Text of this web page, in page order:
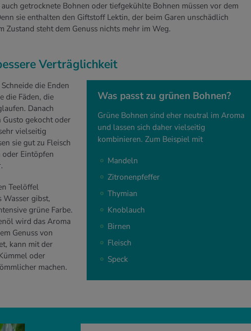
getrocknete Bohnen oder tiefgekühlte Bohnen müssen vor dem
sie enthalten den Giftstoff Lektin, der beim Garen unschädlich
Zustand steht dem Genuss nichts mehr im Weg.
Verträglichkeit
Was passt zu grünen Bohnen?
Grüne Bohnen sind eher neutral im Aroma
und lassen sich daher vielseitig
kombinieren. Zum Beispiel mit
Mandeln
Zitronenpfeffer
Thymian
Knoblauch
Birnen
Fleisch
Speck
die Enden
die Fäden, die
Danach
gekocht oder
vielseitig
sie gut zu Fleisch
oder Eintöpfen
Teelöffel
Wasser gibst,
grüne Farbe.
wird das Aroma
Genuss von
kann mit der
oder
machen.